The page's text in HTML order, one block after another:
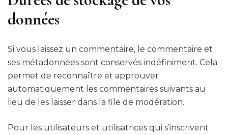
données
Si vous laissez un commentaire, le commentaire et
ses métadonnées sont conservés indéfiniment. Cela
permet de reconnaître et approuver
automatiquement les commentaires suivants au
lieu de les laisser dans la file de modération.
Pour les utilisateurs et utilisatrices qui s’inscrivent